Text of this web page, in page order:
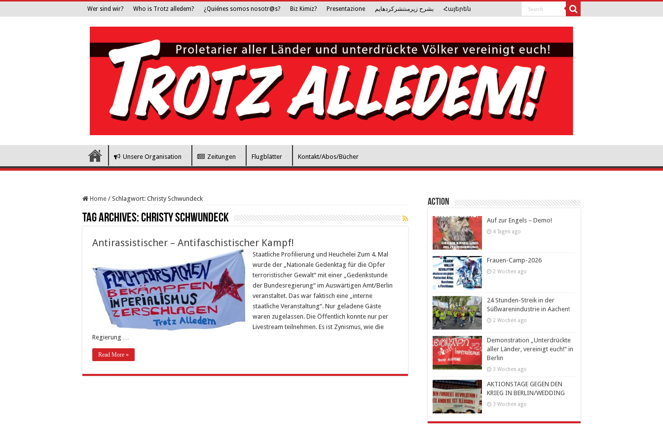
Wer sind wir? Who is Trotz alledem? ¿Quiénes somos nosotr@s? Biz Kimiz? Presentazione بشرح زیرمنتشرکرده­ایم Հայերեն
Unsere Organisation Zeitungen Flugblätter Kontakt/Abos/Bücher
Home / Schlagwort: Christy Schwundeck
Tag Archives:Christy Schwundeck
Antirassistischer – Antifaschistischer Kampf!
Staatliche Profilierung und Heuchelei Zum 4. Mal
wurde der „Nationale Gedenktag für die Opfer
terroristischer Gewalt“ mit einer „Gedenkstunde
der Bundesregierung“ im Auswärtigen Amt/Berlin
veranstaltet. Das war faktisch eine „interne
staatliche Veranstaltung“. Nur geladene Gäste
waren zugelassen. Die Öffentlich konnte nur per
Livestream teilnehmen. Es ist Zynismus, wie die
Regierung …
Read More »
Action
Auf zur Engels – Demo!
4 Tagen ago
Frauen-Camp-2026
2 Wochen ago
24 Stunden-Streik in der
Süßwarenindustrie in Aachen!
2 Wochen ago
Demonstration „Unterdrückte
aller Länder, vereinigt euch!“ in
Berlin
3 Wochen ago
AKTIONSTAGE GEGEN DEN
KRIEG IN BERLIN/WEDDING
3 Wochen ago